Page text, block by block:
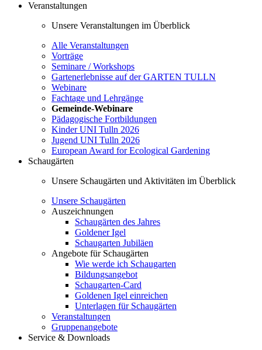
Veranstaltungen
Unsere Veranstaltungen im Überblick
Alle Veranstaltungen
Vorträge
Seminare / Workshops
Gartenerlebnisse auf der GARTEN TULLN
Webinare
Fachtage und Lehrgänge
Gemeinde-Webinare
Pädagogische Fortbildungen
Kinder UNI Tulln 2026
Jugend UNI Tulln 2026
European Award for Ecological Gardening
Schaugärten
Unsere Schaugärten und Aktivitäten im Überblick
Unsere Schaugärten
Auszeichnungen
Schaugärten des Jahres
Goldener Igel
Schaugarten Jubiläen
Angebote für Schaugärten
Wie werde ich Schaugarten
Bildungsangebot
Schaugarten-Card
Goldenen Igel einreichen
Unterlagen für Schaugärten
Veranstaltungen
Gruppenangebote
Service & Downloads